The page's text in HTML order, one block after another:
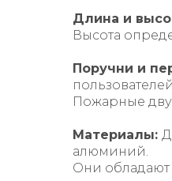
Длина и
Высота
Поручни и
Пожарные
Материалы:
алюминий.
Они обладают